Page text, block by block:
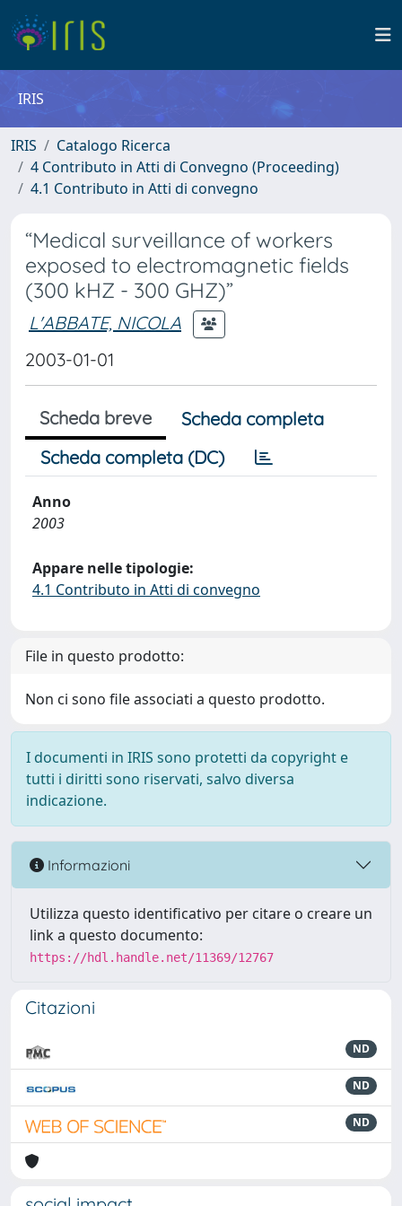
IRIS
IRIS
Catalogo Ricerca
4 Contributo in Atti di Convegno (Proceeding)
4.1 Contributo in Atti di convegno
“Medical surveillance of workers
exposed to electromagnetic fields
(300 kHZ - 300 GHZ)”
L'ABBATE, NICOLA
2003-01-01
Scheda breve
Scheda completa
Scheda completa (DC)
Anno
2003
Appare nelle tipologie:
4.1 Contributo in Atti di convegno
File in questo prodotto:
Non ci sono file associati a questo prodotto.
I documenti in IRIS sono protetti da copyright e
tutti i diritti sono riservati, salvo diversa
indicazione.
Informazioni
Utilizza questo identificativo per citare o creare un
link a questo documento:
https://hdl.handle.net/11369/12767
Citazioni
ND
ND
ND